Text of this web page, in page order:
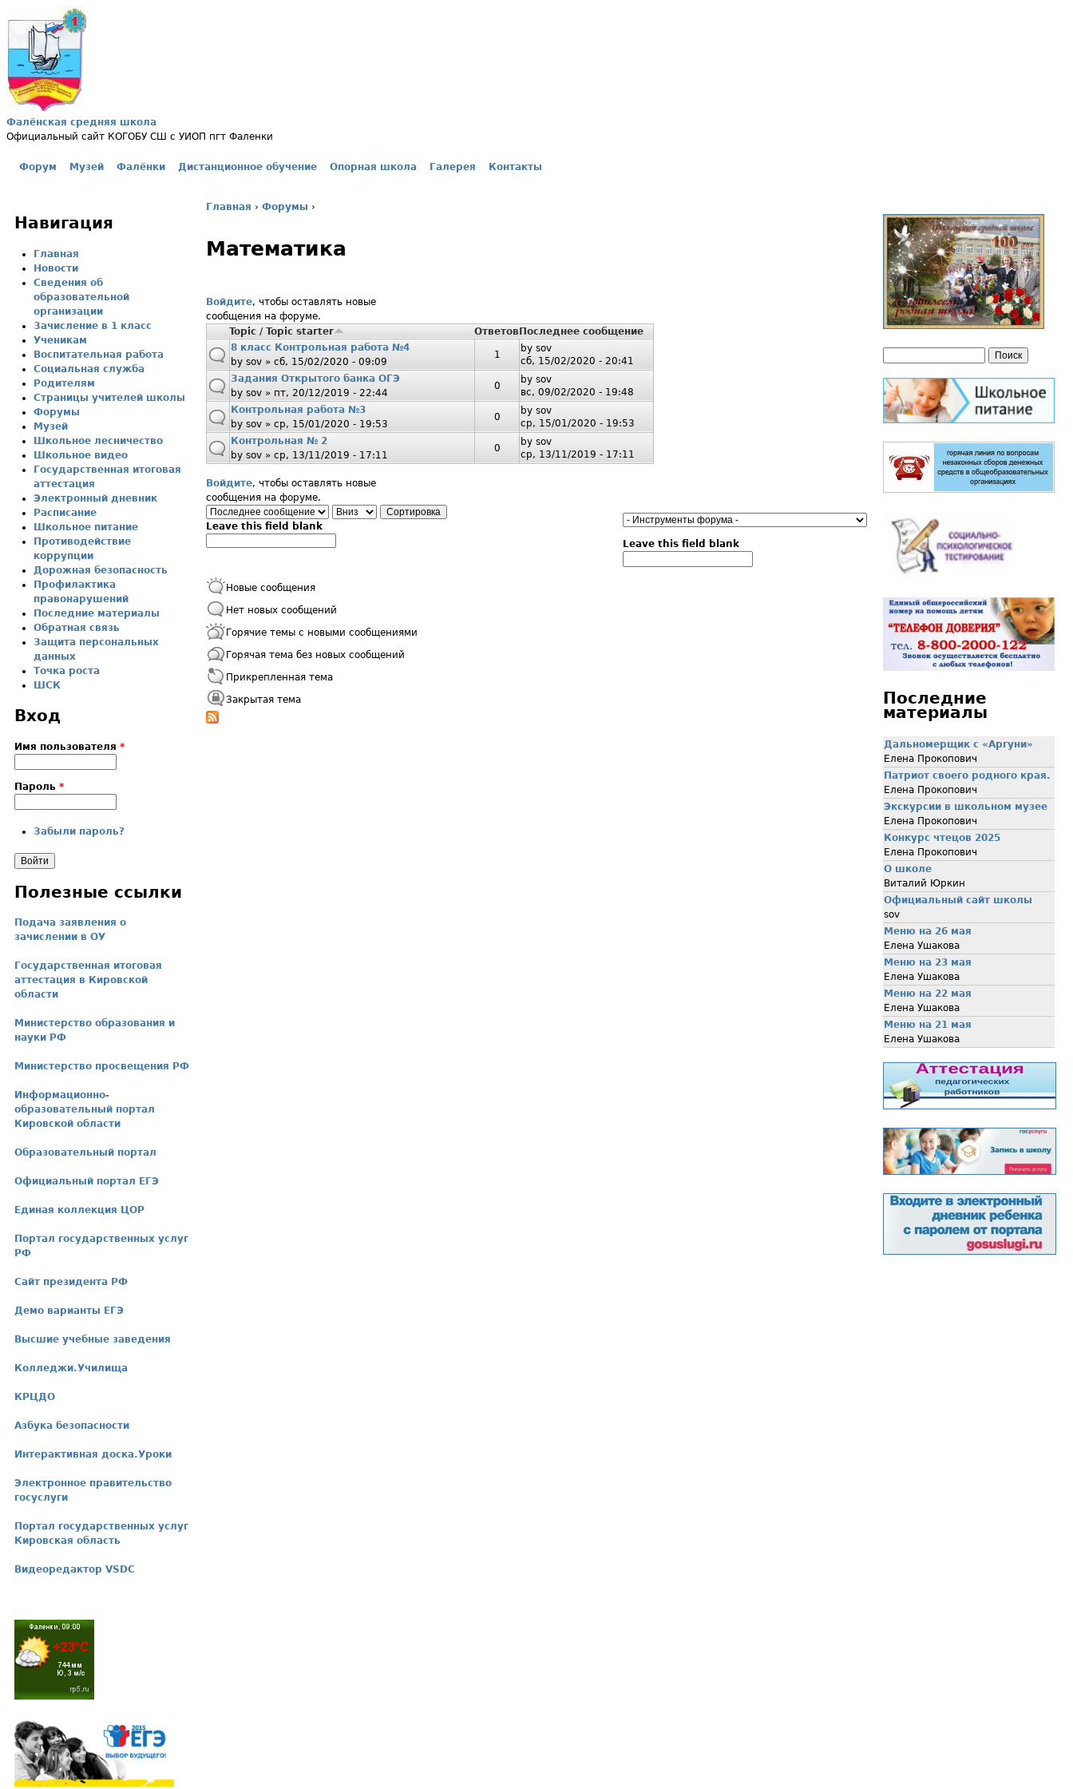
Jump to navigation
Фалёнская средняя школа
Официальный сайт КОГОБУ СШ с УИОП пгт Фаленки
Главная › Форумы ›
Математика
Войдите, чтобы оставлять новые
сообщения на форуме.
Topic / Topic starter
ОтветовПоследнее сообщение
8 класс Контрольная работа №4
by sov » сб, 15/02/2020 - 09:09
1
by sov
сб, 15/02/2020 - 20:41
Задания Открытого банка ОГЭ
by sov » пт, 20/12/2019 - 22:44
0
by sov
вс, 09/02/2020 - 19:48
Контрольная работа №3
by sov » ср, 15/01/2020 - 19:53
0
by sov
ср, 15/01/2020 - 19:53
Контрольная № 2
by sov » ср, 13/11/2019 - 17:11
0
by sov
ср, 13/11/2019 - 17:11
Войдите, чтобы оставлять новые
сообщения на форуме.
Order by
Сортировка
Leave this field blank
Leave this field blank
Новые сообщения
Нет новых сообщений
Горячие темы с новыми сообщениями
Горячая тема без новых сообщений
Прикрепленная тема
Закрытая тема
Форум Музей Фалёнки Дистанционное обучение Опорная школа Галерея Контакты
Навигация
Главная
Новости
Сведения об
образовательной
организации
Зачисление в 1 класс
Ученикам
Воспитательная работа
Социальная служба
Родителям
Страницы учителей школы
Форумы
Музей
Школьное лесничество
Школьное видео
Государственная итоговая
аттестация
Электронный дневник
Расписание
Школьное питание
Пpотиводействие
коppупции
Дорожная безопасность
Профилактика
пpaвонаpушений
Последние материалы
Обратная связь
Защита персональных
данных
Точка роста
ШСК
Вход
Имя пользователя *
Пароль *
Забыли пароль?
Полезные ссылки
Подача заявления о
зачислении в ОУ
Государственная итоговая
аттестация в Кировской
области
Министерство образования и
науки РФ
Министерство просвещения РФ
Информационно-
образовательный портал
Кировской области
Образовательный портал
Официальный портал ЕГЭ
Единая коллекция ЦОР
Портал государственных услуг
РФ
Сайт президента РФ
Демо варианты ЕГЭ
Высшие учебные заведения
Колледжи.Училища
КРЦДО
Азбука безопасности
Интерактивная доска.Уроки
Электронное правительство
госуслуги
Портал государственных услуг
Кировская область
Видеоредактор VSDC
Последние
материалы
Дальномерщик с «Аргуни»
Елена Прокопович
Патриот своего родного края.
Елена Прокопович
Экскурсии в школьном музее
Елена Прокопович
Конкурс чтецов 2025
Елена Прокопович
О школе
Виталий Юркин
Официальный сайт школы
sov
Меню на 26 мая
Елена Ушакова
Меню на 23 мая
Елена Ушакова
Меню на 22 мая
Елена Ушакова
Меню на 21 мая
Елена Ушакова